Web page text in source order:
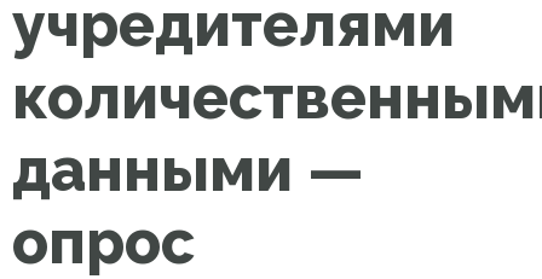
учредителями
данными —
опрос